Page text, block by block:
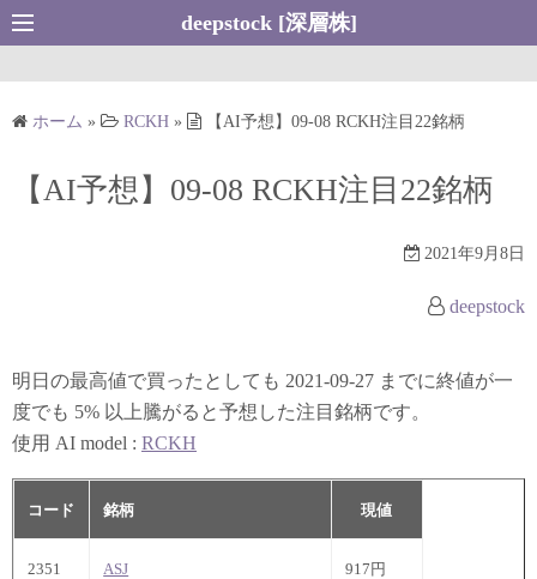
コ
ン
deepstock [深層株]
ホーム » RCKH » 【AI予想】09-08 RCKH注目22銘柄
【AI予想】09-08 RCKH注目22銘柄
2021年9月8日
deepstock
明日の最高値で買ったとしても 2021-09-27 までに終値が一
度でも 5% 以上騰がると予想した注目銘柄です。
使用 AI model : RCKH
コード 銘柄 現値
2351 ASJ 917円